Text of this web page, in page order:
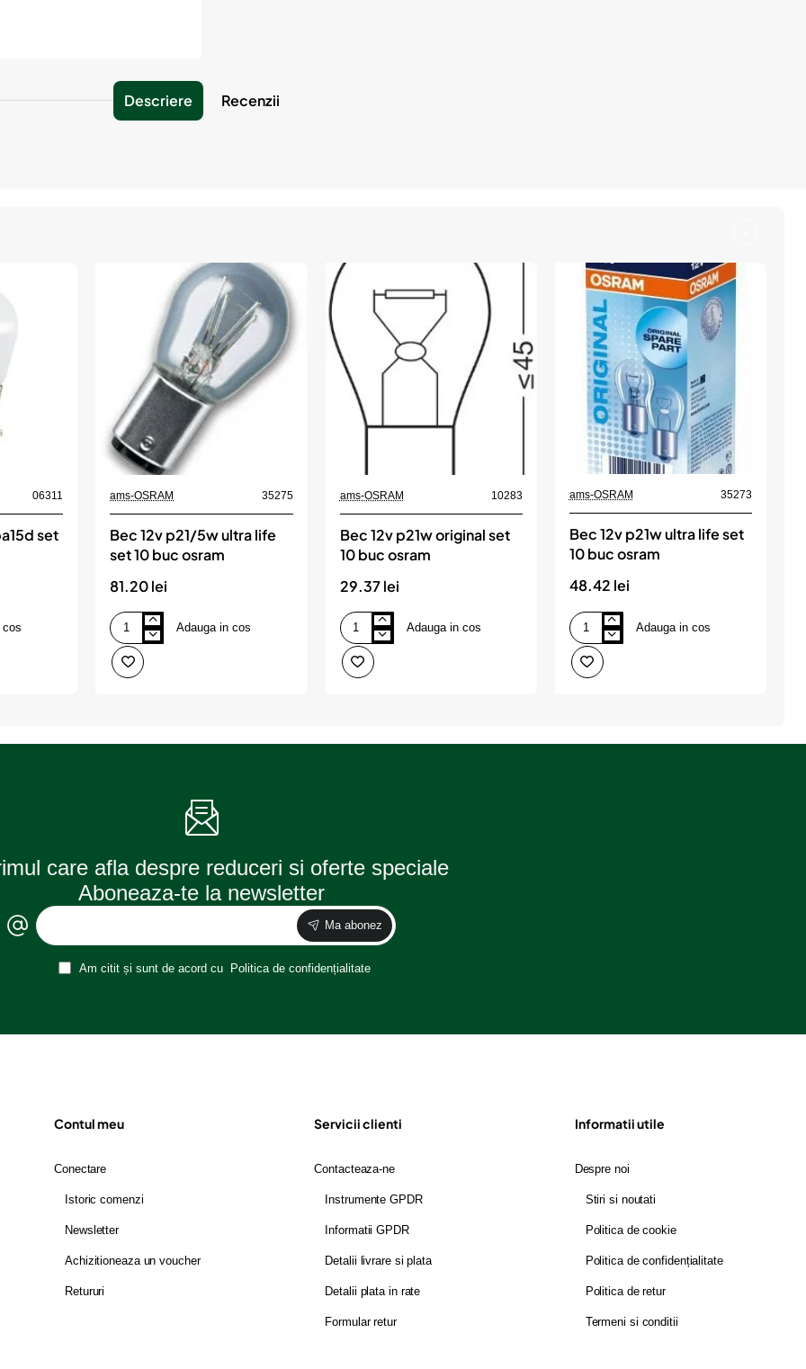
Descriere Recenzii
06311
set
cos
ams-OSRAM 35275
Bec 12v p21/5w ultra life
set 10 buc osram
81.20 lei
Bec
12v
p21/5w
ultra
osram
Adauga in cos
ams-OSRAM 10283
Bec 12v p21w original set
10 buc osram
29.37 lei
Bec
12v
p21w
original
Adauga in cos
ams-OSRAM 35273
Bec 12v p21w ultra life set
10 buc osram
48.42 lei
Bec
12v
p21w
ultra
osram
Adauga in cos
care afla despre reduceri si oferte speciale
Aboneaza-te la newsletter
Ma abonez
Am citit și sunt de acord cu Politica de confidențialitate
Contul meu
Conectare
Istoric comenzi
Newsletter
Achizitioneaza un voucher
Retururi
Servicii clienti
Contacteaza-ne
Instrumente GPDR
Informatii GPDR
Detalii livrare si plata
Detalii plata in rate
Formular retur
Informatii utile
Despre noi
Stiri si noutati
Politica de cookie
Politica de confidențialitate
Politica de retur
Termeni si conditii